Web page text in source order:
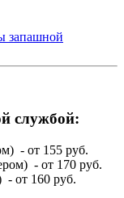
запашной
службой:
- от 155 руб.
- от 170 руб.
от 160 руб.